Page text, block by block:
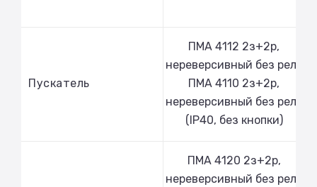
Пускатель
ПМА 4112 2з+2р,
нереверсивный без реле
ПМА 4110 2з+2р,
нереверсивный без реле
(IP40, без кнопки)
ПМА 4120 2з+2р,
нереверсивный без реле